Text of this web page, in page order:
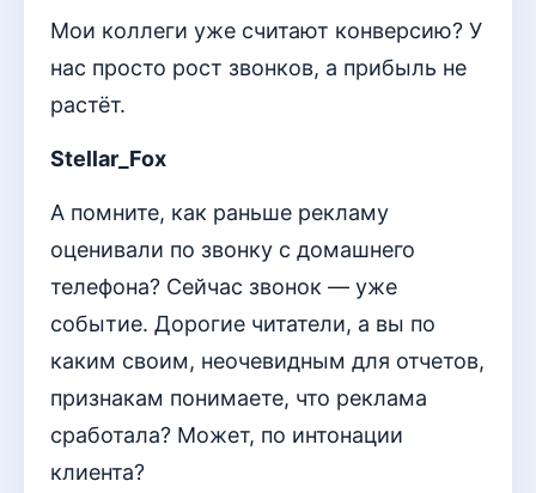
Мои коллеги уже считают конверсию? У
нас просто рост звонков, а прибыль не
растёт.
Stellar_Fox
А помните, как раньше рекламу
оценивали по звонку с домашнего
телефона? Сейчас звонок — уже
событие. Дорогие читатели, а вы по
каким своим, неочевидным для отчетов,
признакам понимаете, что реклама
сработала? Может, по интонации
клиента?